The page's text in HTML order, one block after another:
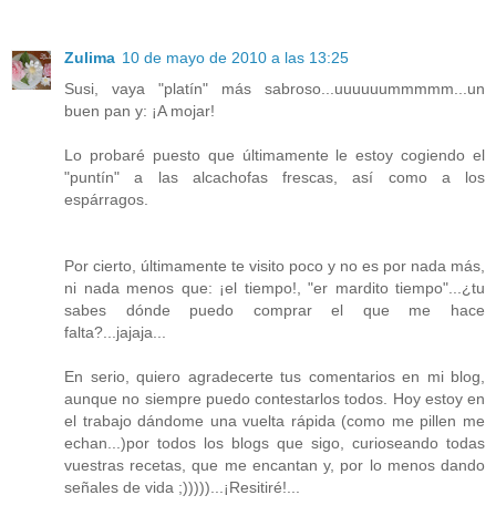
Zulima 10 de mayo de 2010 a las 13:25
Susi, vaya "platín" más sabroso...uuuuuummmmm...un
buen pan y: ¡A mojar!
Lo probaré puesto que últimamente le estoy cogiendo el
"puntín" a las alcachofas frescas, así como a los
espárragos.
Por cierto, últimamente te visito poco y no es por nada más,
ni nada menos que: ¡el tiempo!, "er mardito tiempo"...¿tu
sabes dónde puedo comprar el que me hace
falta?...jajaja...
En serio, quiero agradecerte tus comentarios en mi blog,
aunque no siempre puedo contestarlos todos. Hoy estoy en
el trabajo dándome una vuelta rápida (como me pillen me
echan...)por todos los blogs que sigo, curioseando todas
vuestras recetas, que me encantan y, por lo menos dando
señales de vida ;)))))...¡Resitiré!...